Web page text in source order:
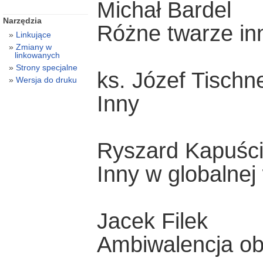
Michał Bardel
Różne twarze
ks. Józef
Inny
Ryszard
Inny w globalnej
Jacek Filek
Ambiwalencja
Narzędzia
Linkujące
Zmiany w
linkowanych
Strony specjalne
Wersja do druku